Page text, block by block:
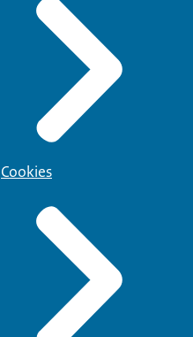
Cookies